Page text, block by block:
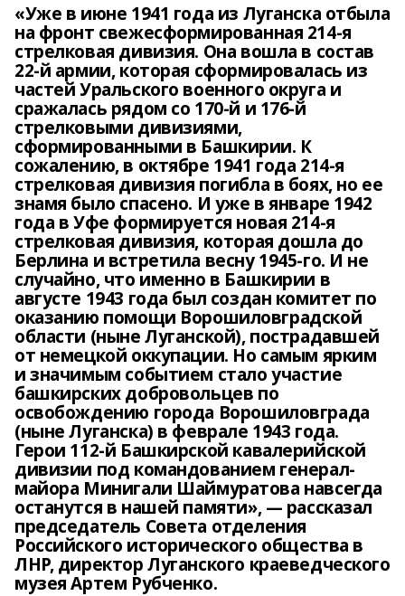
«Уже в июне 1941 года из Луганска отбыла
на фронт свежесформированная 214-я
стрелковая дивизия. Она вошла в состав
22-й армии, которая сформировалась из
частей Уральского военного округа и
сражалась рядом со 170-й и 176-й
стрелковыми дивизиями,
сформированными в Башкирии. К
сожалению, в октябре 1941 года 214-я
стрелковая дивизия погибла в боях, но ее
знамя было спасено. И уже в январе 1942
года в Уфе формируется новая 214-я
стрелковая дивизия, которая дошла до
Берлина и встретила весну 1945-го. И не
случайно, что именно в Башкирии в
августе 1943 года был создан комитет по
оказанию помощи Ворошиловградской
области (ныне Луганской), пострадавшей
от немецкой оккупации. Но самым ярким
и значимым событием стало участие
башкирских добровольцев по
освобождению города Ворошиловграда
(ныне Луганска) в феврале 1943 года.
Герои 112-й Башкирской кавалерийской
дивизии под командованием генерал-
майора Минигали Шаймуратова навсегда
останутся в нашей памяти», — рассказал
председатель Совета отделения
Российского исторического общества в
ЛНР, директор Луганского краеведческого
музея Артем Рубченко.